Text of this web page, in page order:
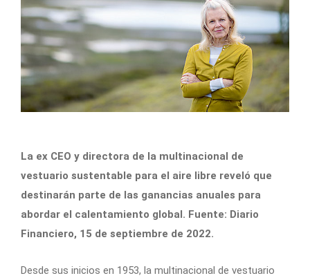
La ex CEO y directora de la multinacional de
vestuario sustentable para el aire libre reveló que
destinarán parte de las ganancias anuales para
abordar el calentamiento global. Fuente: Diario
Financiero, 15 de septiembre de 2022.
Desde sus inicios en 1953, la multinacional de vestuario